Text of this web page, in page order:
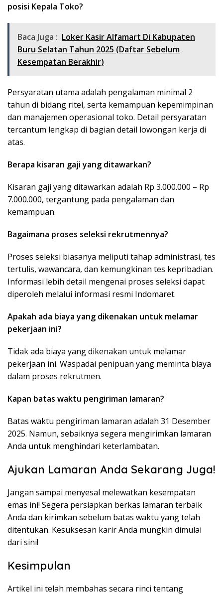
posisi Kepala Toko?
Baca Juga : Loker Kasir Alfamart Di Kabupaten
Buru Selatan Tahun 2025 (Daftar Sebelum
Kesempatan Berakhir)
Persyaratan utama adalah pengalaman minimal 2
tahun di bidang ritel, serta kemampuan kepemimpinan
dan manajemen operasional toko. Detail persyaratan
tercantum lengkap di bagian detail lowongan kerja di
atas.
Berapa kisaran gaji yang ditawarkan?
Kisaran gaji yang ditawarkan adalah Rp 3.000.000 – Rp
7.000.000, tergantung pada pengalaman dan
kemampuan.
Bagaimana proses seleksi rekrutmennya?
Proses seleksi biasanya meliputi tahap administrasi, tes
tertulis, wawancara, dan kemungkinan tes kepribadian.
Informasi lebih detail mengenai proses seleksi dapat
diperoleh melalui informasi resmi Indomaret.
Apakah ada biaya yang dikenakan untuk melamar
pekerjaan ini?
Tidak ada biaya yang dikenakan untuk melamar
pekerjaan ini. Waspadai penipuan yang meminta biaya
dalam proses rekrutmen.
Kapan batas waktu pengiriman lamaran?
Batas waktu pengiriman lamaran adalah 31 Desember
2025. Namun, sebaiknya segera mengirimkan lamaran
Anda untuk menghindari keterlambatan.
Ajukan Lamaran Anda Sekarang Juga!
Jangan sampai menyesal melewatkan kesempatan
emas ini! Segera persiapkan berkas lamaran terbaik
Anda dan kirimkan sebelum batas waktu yang telah
ditentukan. Kesuksesan karir Anda mungkin dimulai
dari sini!
Kesimpulan
Artikel ini telah membahas secara rinci tentang